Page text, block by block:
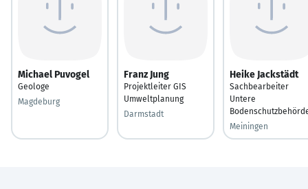
Michael Puvogel
Geologe
Magdeburg
Franz Jung
Projektleiter GIS
Umweltplanung
Darmstadt
Heike Jackstädt
Sachbearbeiter
Untere
Meiningen